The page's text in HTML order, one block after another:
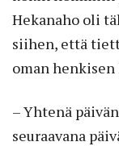
Hekanaho oli
siihen, että
oman
– Yhtenä
seuraavana